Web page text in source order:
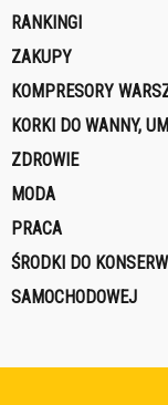
RANKINGI
ZAKUPY
KOMPRESORY
KORKI DO WANNY,
ZDROWIE
MODA
PRACA
ŚRODKI DO
SAMOCHODOWEJ